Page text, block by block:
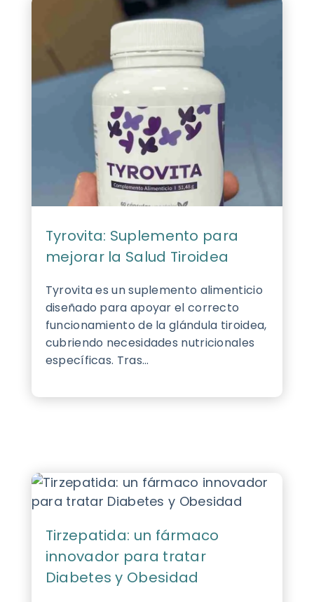
Tyrovita: Suplemento para
mejorar la Salud Tiroidea
Tyrovita es un suplemento alimenticio
diseñado para apoyar el correcto
funcionamiento de la glándula tiroidea,
cubriendo necesidades nutricionales
específicas. Tras...
Tirzepatida: un fármaco
innovador para tratar
Diabetes y Obesidad